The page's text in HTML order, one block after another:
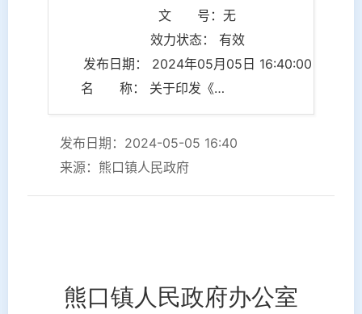
文 号：无
效力状态： 有效
发布日期： 2024年05月05日 16:40:00
名 称： 关于印发《熊口镇2024年夏季秸秆禁烧与综合利用工作方案》的通知
发布日期：2024-05-05 16:40
来源：熊口镇人民政府
熊口镇 人民政府办公室